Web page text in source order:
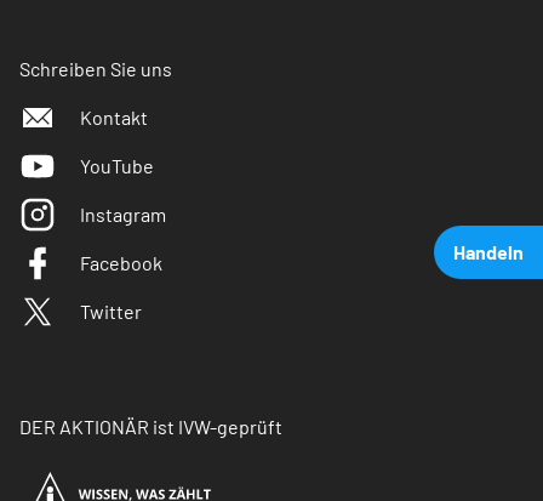
Handeln
Schreiben Sie uns
Kontakt
YouTube
Instagram
Facebook
Twitter
DER AKTIONÄR ist IVW-geprüft